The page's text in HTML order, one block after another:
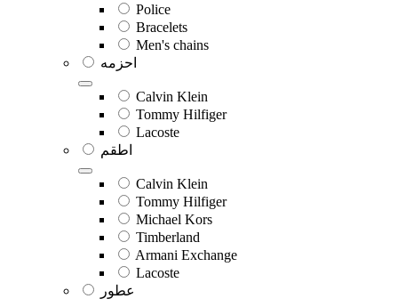
Police
Bracelets
Men's chains
احزمه
Calvin Klein
Tommy Hilfiger
Lacoste
اطقم
Calvin Klein
Tommy Hilfiger
Michael Kors
Timberland
Armani Exchange
Lacoste
عطور